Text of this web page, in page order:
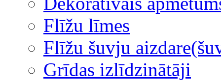
Flīžu līmes
Flīžu šuvju
Grīdas izlīdzinātāji